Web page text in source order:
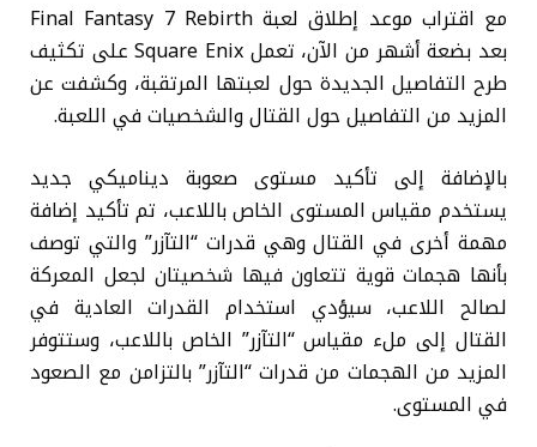
مع اقتراب موعد إطلاق لعبة Final Fantasy 7 Rebirth
بعد بضعة أشهر من الآن، تعمل Square Enix على تكثيف
طرح التفاصيل الجديدة حول لعبتها المرتقبة، وكشفت عن
المزيد من التفاصيل حول القتال والشخصيات في اللعبة.
بالإضافة إلى تأكيد مستوى صعوبة ديناميكي جديد
يستخدم مقياس المستوى الخاص باللاعب، تم تأكيد إضافة
مهمة أخرى في القتال وهي قدرات “التآزر” والتي توصف
بأنها هجمات قوية تتعاون فيها شخصيتان لجعل المعركة
لصالح اللاعب، سيؤدي استخدام القدرات العادية في
القتال إلى ملء مقياس “التآزر” الخاص باللاعب، وستتوفر
المزيد من الهجمات من قدرات “التآزر” بالتزامن مع الصعود
في المستوى.